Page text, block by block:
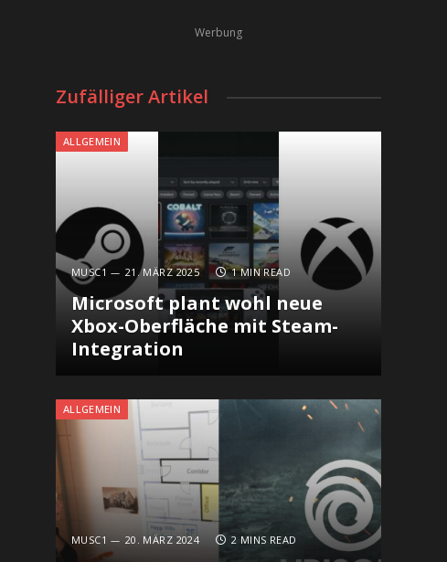
Werbung
Zufälliger Artikel
ALLGEMEIN
MUSC1 21. MÄRZ 2025 1 MIN READ
Microsoft plant wohl neue
Xbox-Oberfläche mit Steam-
Integration
ALLGEMEIN
MUSC1 20. MÄRZ 2024 2 MINS READ